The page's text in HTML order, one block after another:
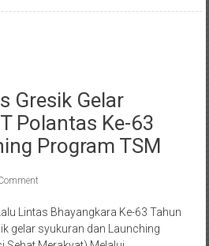
Gresik Gelar
Polantas Ke-63
Program TSM
Lintas Bhayangkara Ke-63 Tahun
gelar syukuran dan Launching